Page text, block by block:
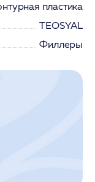
пластика
TEOSYAL
Филлеры